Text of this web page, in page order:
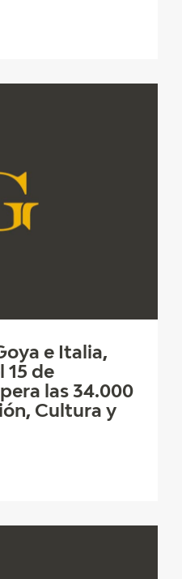
e Italia,
15 de
las 34.000
Cultura y